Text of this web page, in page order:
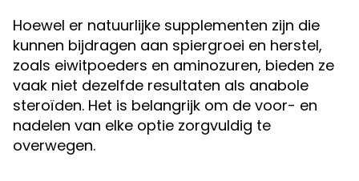
Hoewel er natuurlijke supplementen zijn die
kunnen bijdragen aan spiergroei en herstel,
zoals eiwitpoeders en aminozuren, bieden ze
vaak niet dezelfde resultaten als anabole
steroïden. Het is belangrijk om de voor- en
nadelen van elke optie zorgvuldig te
overwegen.